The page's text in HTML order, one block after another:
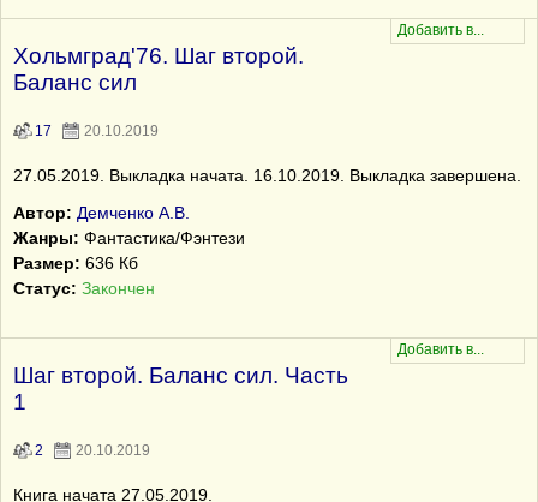
Хольмград'76. Шаг второй.
Баланс сил
17 20.10.2019
27.05.2019. Выкладка начата. 16.10.2019. Выкладка завершена.
Автор: Демченко А.В.
Жанры: Фантастика/Фэнтези
Размер: 636 Кб
Статус: Закончен
Шаг второй. Баланс сил. Часть
1
2 20.10.2019
Книга начата 27.05.2019.